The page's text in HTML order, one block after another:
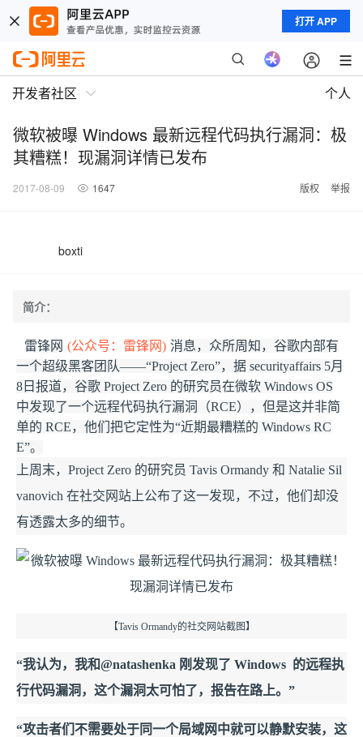
打开 APP
开发者社区 个人
微软被曝 Windows 最新远程代码执行漏洞：极
其糟糕！现漏洞详情已发布
2017-08-09 1647 版权 举报
boxti
简介：
雷锋网 (公众号：雷锋网) 消息，众所周知，谷歌内部有
一个超级黑客团队——“Project Zero”，据 securityaffairs 5月
8日报道，谷歌 Project Zero 的研究员在微软 Windows OS
中发现了一个远程代码执行漏洞（RCE），但是这并非简
单的 RCE，他们把它定性为“近期最糟糕的 Windows RC
E”。
上周末，Project Zero 的研究员 Tavis Ormandy 和 Natalie Sil
vanovich 在社交网站上公布了这一发现，不过，他们却没
有透露太多的细节。
【Tavis Ormandy的社交网站截图】
“我认为，我和@natashenka 刚发现了 Windows 的远程执
行代码漏洞，这个漏洞太可怕了，报告在路上。”
“攻击者们不需要处于同一个局域网中就可以静默安装，这